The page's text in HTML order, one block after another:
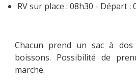
RV sur place : 08h30 - Départ :
Chacun prend un sac à
boissons. Possibilité de
marche.